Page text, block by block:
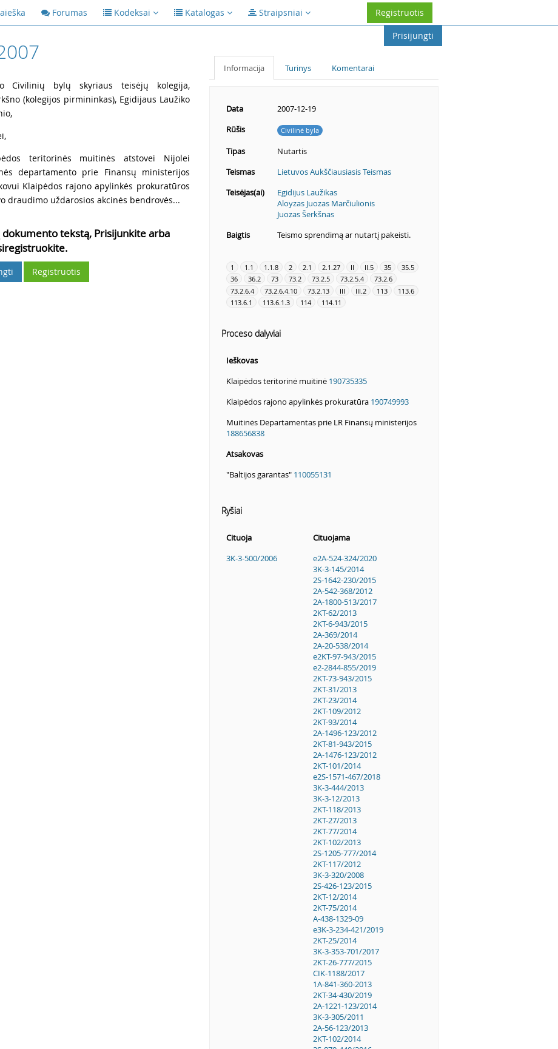
Forumas Kodeksai Katalogas Straipsniai
Registruotis
Prisijungti
Civilinių bylų skyriaus teisėjų kolegija,
(kolegijos pirmininkas), Egidijaus Laužiko
teritorinės muitinės atstovei Nijolei
departamento prie Finansų ministerijos
Klaipėdos rajono apylinkės prokuratūros
draudimo uždarosios akcinės bendrovės...
tekstą, Prisijunkite arba
Registruotis
Informacija Turinys Komentarai
Data
2007-12-19
Rūšis
Civilinė byla
Tipas
Nutartis
Teismas
Lietuvos Aukščiausiasis Teismas
Teisėjas(ai)
Egidijus Laužikas
Aloyzas Juozas Marčiulionis
Juozas Šerkšnas
Baigtis
Teismo sprendimą ar nutartį pakeisti.
1 1.1 1.1.8 2 2.1 2.1.27 II II.5 35
35.5
36
36.2 73 73.2 73.2.5 73.2.5.4
73.2.6
73.2.6.4
73.2.6.4.10 73.2.13 III III.2 113
113.6
113.6.1
113.6.1.3 114 114.11
Proceso dalyviai
Ieškovas
Klaipėdos teritorinė muitinė 190735335
Klaipėdos rajono apylinkės prokuratūra 190749993
Muitinės Departamentas prie LR Finansų ministerijos
188656838
Atsakovas
"Baltijos garantas" 110055131
Ryšiai
Cituoja
Cituojama
3K-3-500/2006
e2A-524-324/2020
3K-3-145/2014
2S-1642-230/2015
2A-542-368/2012
2A-1800-513/2017
2KT-62/2013
2KT-6-943/2015
2A-369/2014
2A-20-538/2014
e2KT-97-943/2015
e2-2844-855/2019
2KT-73-943/2015
2KT-31/2013
2KT-23/2014
2KT-109/2012
2KT-93/2014
2A-1496-123/2012
2KT-81-943/2015
2A-1476-123/2012
2KT-101/2014
e2S-1571-467/2018
3K-3-444/2013
3K-3-12/2013
2KT-118/2013
2KT-27/2013
2KT-77/2014
2KT-102/2013
2S-1205-777/2014
2KT-117/2012
3K-3-320/2008
2S-426-123/2015
2KT-12/2014
2KT-75/2014
A-438-1329-09
e3K-3-234-421/2019
2KT-25/2014
3K-3-353-701/2017
2KT-26-777/2015
CIK-1188/2017
1A-841-360-2013
2KT-34-430/2019
2A-1221-123/2014
3K-3-305/2011
2A-56-123/2013
2KT-102/2014